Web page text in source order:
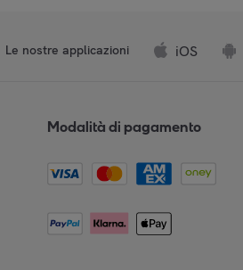
Le nostre applicazioni iOS
Modalità di pagamento